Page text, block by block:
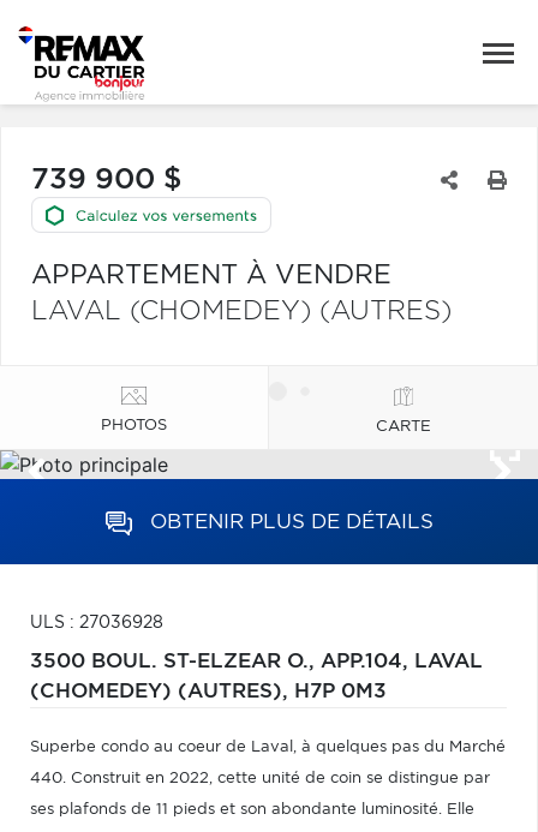
739 900 $
APPARTEMENT À VENDRE
LAVAL (CHOMEDEY) (AUTRES)
PHOTOS CARTE
OBTENIR PLUS DE DÉTAILS
ULS : 27036928
3500 BOUL. ST-ELZEAR O., APP.104, LAVAL
(CHOMEDEY) (AUTRES), H7P 0M3
Superbe condo au coeur de Laval, à quelques pas du Marché
440. Construit en 2022, cette unité de coin se distingue par
ses plafonds de 11 pieds et son abondante luminosité. Elle